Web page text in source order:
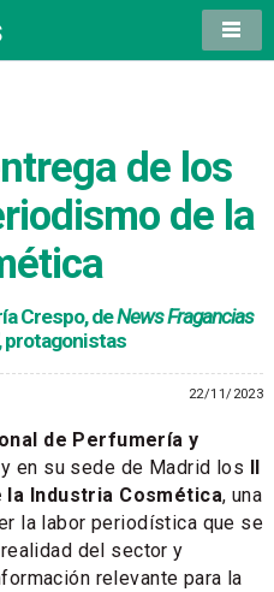
de los
de la
Crespo, deNews Fragancias
protagonistas
22/11/2023
de Perfumería y
en su sede de Madrid los II
Industria Cosmética, una
la labor periodística que se
del sector y
relevante para la